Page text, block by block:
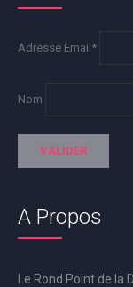
Adresse Email*
Nom
A Propos
Le Rond Point de la